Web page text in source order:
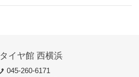
タイヤ館 西横浜
045-260-6171